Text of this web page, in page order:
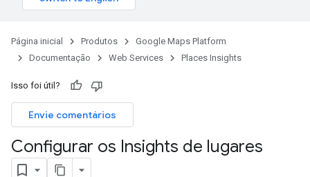
Página inicial Produtos
Google Maps Platform
Documentação
Web Services Places Insights
Isso foi útil?
Envie comentários
Configurar os Insights de lugares